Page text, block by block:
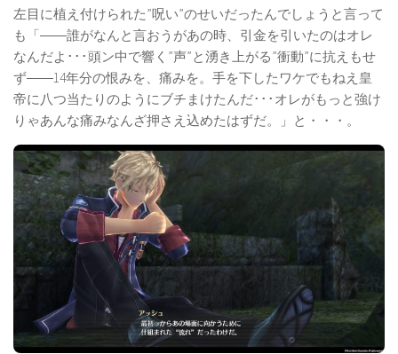
左目に植え付けられた”呪い”のせいだったんでしょうと言って
も「――誰がなんと言おうがあの時、引金を引いたのはオレ
なんだよ･･･頭ン中で響く”声”と湧き上がる”衝動”に抗えもせ
ず――14年分の恨みを、痛みを。手を下したワケでもねえ皇
帝に八つ当たりのようにブチまけたんだ･･･オレがもっと強け
りゃあんな痛みなんざ押さえ込めたはずだ。」と・・・。